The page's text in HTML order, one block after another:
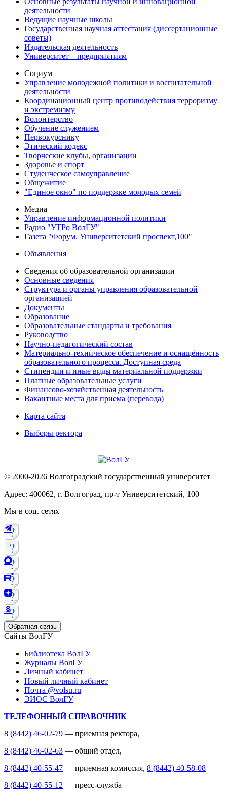
деятельности
Ведущие научные школы
Государственная научная аттестация (диссертационные
советы)
Издательская деятельность
Университет – предприятиям
Социум
Управление молодежной политики и воспитательной
деятельности
Координационный центр противодействия терроризму
и экстремизму
Волонтерство
Обучение служением
Первокурснику
Этический кодекс
Творческие клубы, организации
Здоровье и спорт
Студенческое самоуправление
Общежитие
"Единое окно" по поддержке молодых семей
Медиа
Управление информационной политики
Радио "УТРо ВолГУ"
Газета "Форум. Университетский проспект,100"
Объявления
Сведения об образовательной организации
Основные сведения
Структура и органы управления образовательной
организацией
Документы
Образование
Образовательные стандарты и требования
Руководство
Научно-педагогический состав
Материально-техническое обеспечение и оснащённость
образовательного процесса. Доступная среда
Стипендии и иные виды материальной поддержки
Платные образовательные услуги
Финансово-хозяйственная деятельность
Вакантные места для приема (перевода)
Карта сайта
Выборы ректора
© 2000-2026 Волгоградский государственный университет
Адрес: 400062, г. Волгоград, пр-т Университетский, 100
Мы в соц. сетях
Обратная связь
Сайты ВолГУ
Библиотека ВолГУ
Журналы ВолГУ
Личный кабинет
Новый личный кабинет
Почта @volsu.ru
ЭИОС ВолГУ
ТЕЛЕФОННЫЙ СПРАВОЧНИК
8 (8442) 46-02-79 — приемная ректора,
8 (8442) 46-02-63 — общий отдел,
8 (8442) 40-55-47 — приемная комиссия, 8 (8442) 40-58-08
8 (8442) 40-55-12 — пресс-служба